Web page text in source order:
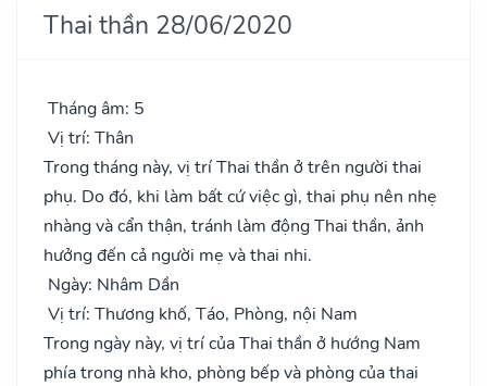
Thai thần 28/06/2020
Tháng âm: 5
Vị trí: Thân
Trong tháng này, vị trí Thai thần ở trên người thai
phụ. Do đó, khi làm bất cứ việc gì, thai phụ nên nhẹ
nhàng và cẩn thận, tránh làm động Thai thần, ảnh
hưởng đến cả người mẹ và thai nhi.
Ngày: Nhâm Dần
Vị trí: Thương khố, Táo, Phòng, nội Nam
Trong ngày này, vị trí của Thai thần ở hướng Nam
phía trong nhà kho, phòng bếp và phòng của thai